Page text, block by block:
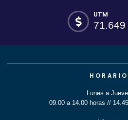
UTM
71.649
HORARIO
Lunes a
09.00 a 14.00 horas //